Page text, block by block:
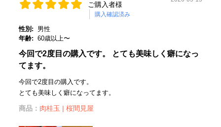
ご購入者様
購入確認済み
性別:
男性
年齢: 60歳以上〜
今回で2度目の購入です。 とても美味しく癖になっ
てます。
今回で2度目の購入です。
とても美味しく癖になってます。
商品： 肉桂玉 | 桜間見屋